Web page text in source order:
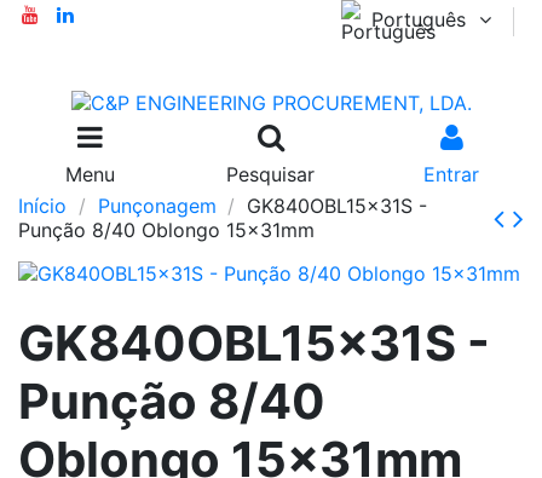
Português
Menu Pesquisar
Entrar
Início
Punçonagem
GK840OBL15x31S -
Punção 8/40 Oblongo 15x31mm
GK840OBL15x31S -
Punção 8/40
Oblongo 15x31mm